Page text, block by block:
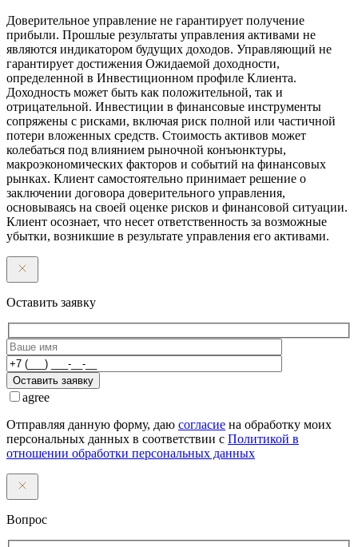
Доверительное управление не гарантирует получение
прибыли. Прошлые результаты управления активами не
являются индикатором будущих доходов. Управляющий не
гарантирует достижения Ожидаемой доходности,
определенной в Инвестиционном профиле Клиента.
Доходность может быть как положительной, так и
отрицательной. Инвестиции в финансовые инструменты
сопряжены с рисками, включая риск полной или частичной
потери вложенных средств. Стоимость активов может
колебаться под влиянием рыночной конъюнктуры,
макроэкономических факторов и событий на финансовых
рынках. Клиент самостоятельно принимает решение о
заключении договора доверительного управления,
основываясь на своей оценке рисков и финансовой ситуации.
Клиент осознает, что несет ответственность за возможные
убытки, возникшие в результате управления его активами.
Оставить заявку
Оставить заявку
agree
Отправляя данную форму, даю согласие на обработку моих
персональных данных в соответствии с Политикой в
отношении обработки персональных данных
Вопрос